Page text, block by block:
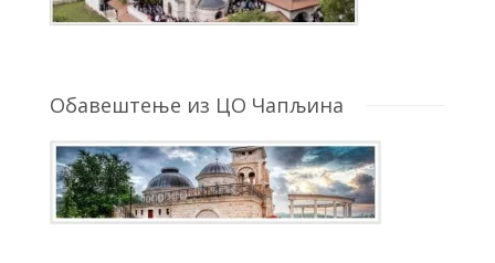
Обавештење из ЦО Чапљина